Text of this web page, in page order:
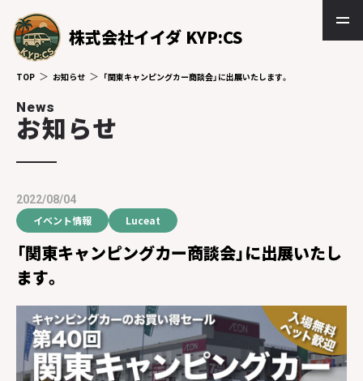
株式会社イイダ KYP:CS
TOP お知らせ 「関東キャンピングカー商談会」に出展いたします。
News
お知らせ
2022/08/04
イベント情報 Luceat
「関東キャンピングカー商談会」に出展いたし
ます。